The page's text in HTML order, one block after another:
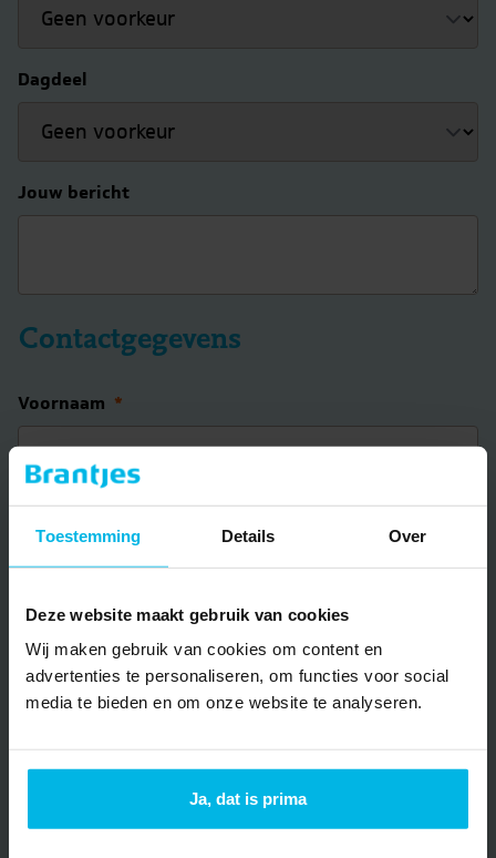
Toestemming Details Over
Deze website maakt gebruik van cookies
Wij maken gebruik van cookies om content en
advertenties te personaliseren, om functies voor social
media te bieden en om onze website te analyseren.
Ja, dat is prima
Dagdeel
Jouw bericht
Contactgegevens
Voornaam *
Achternaam *
Organisatie *